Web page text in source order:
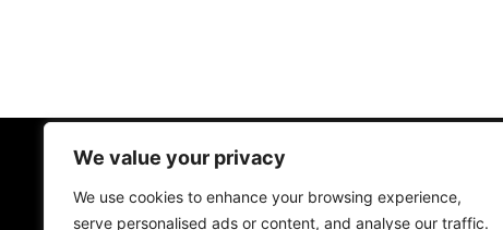
We value your privacy
We use cookies to enhance your browsing experience,
serve personalised ads or content, and analyse our traffic.
STRONA GŁÓWNA
MUZYKA I KONCERTY KONTAKT